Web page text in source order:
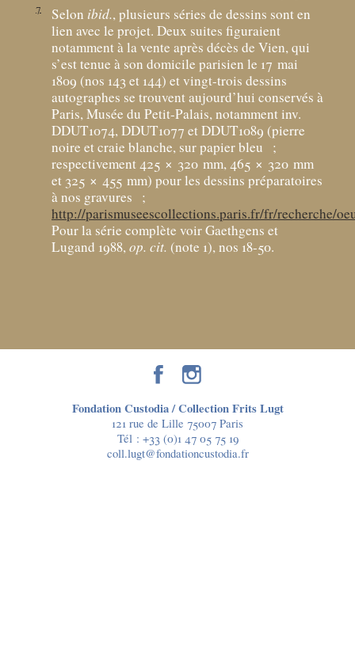
7 Selon ibid., plusieurs séries de dessins sont en
lien avec le projet. Deux suites figuraient
notamment à la vente après décès de Vien, qui
s’est tenue à son domicile parisien le 17 mai
1809 (nos 143 et 144) et vingt-trois dessins
autographes se trouvent aujourd’hui conservés à
Paris, Musée du Petit-Palais, notamment inv.
DDUT1074, DDUT1077 et DDUT1089 (pierre
noire et craie blanche, sur papier bleu
;
respectivement 425 × 320 mm, 465 × 320 mm
et 325 × 455 mm) pour les dessins préparatoires
à nos gravures
;
http://parismuseescollections.paris.fr/fr/recherche/
Pour la série complète voir Gaethgens et
Lugand 1988, op. cit. (note 1), nos 18-50.
Fondation Custodia / Collection Frits Lugt
121 rue de Lille 75007 Paris
Tél : +33 (0)1 47 05 75 19
coll.lugt@fondationcustodia.fr